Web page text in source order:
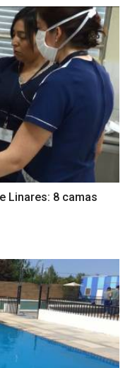
Linares: 8 camas